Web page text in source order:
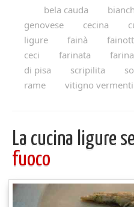
bela cauda
genovese
cecina
ligure
fainà
ceci
farinata
di pisa
scripilita
rame
vitigno
La cucina ligure
fuoco